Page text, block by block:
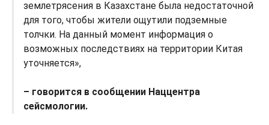
землетрясения в Казахстане была недостаточной
для того, чтобы жители ощутили подземные
толчки. На данный момент информация о
возможных последствиях на территории Китая
уточняется»,
– говорится в сообщении Наццентра
сейсмологии.